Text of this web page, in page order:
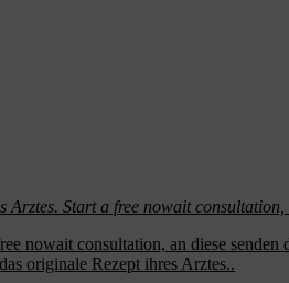
Arztes. Start a free nowaitconsultation,
nowait consultation, an diese
originale Rezept ihres Arztes..